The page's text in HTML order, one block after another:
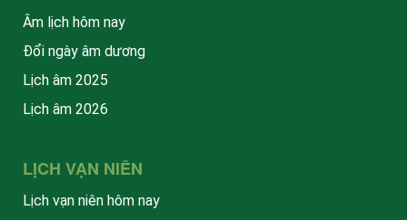
Âm lịch hôm nay
Đổi ngày âm dương
Lịch âm 2025
Lịch âm 2026
LỊCH VẠN NIÊN
Lịch vạn niên hôm nay